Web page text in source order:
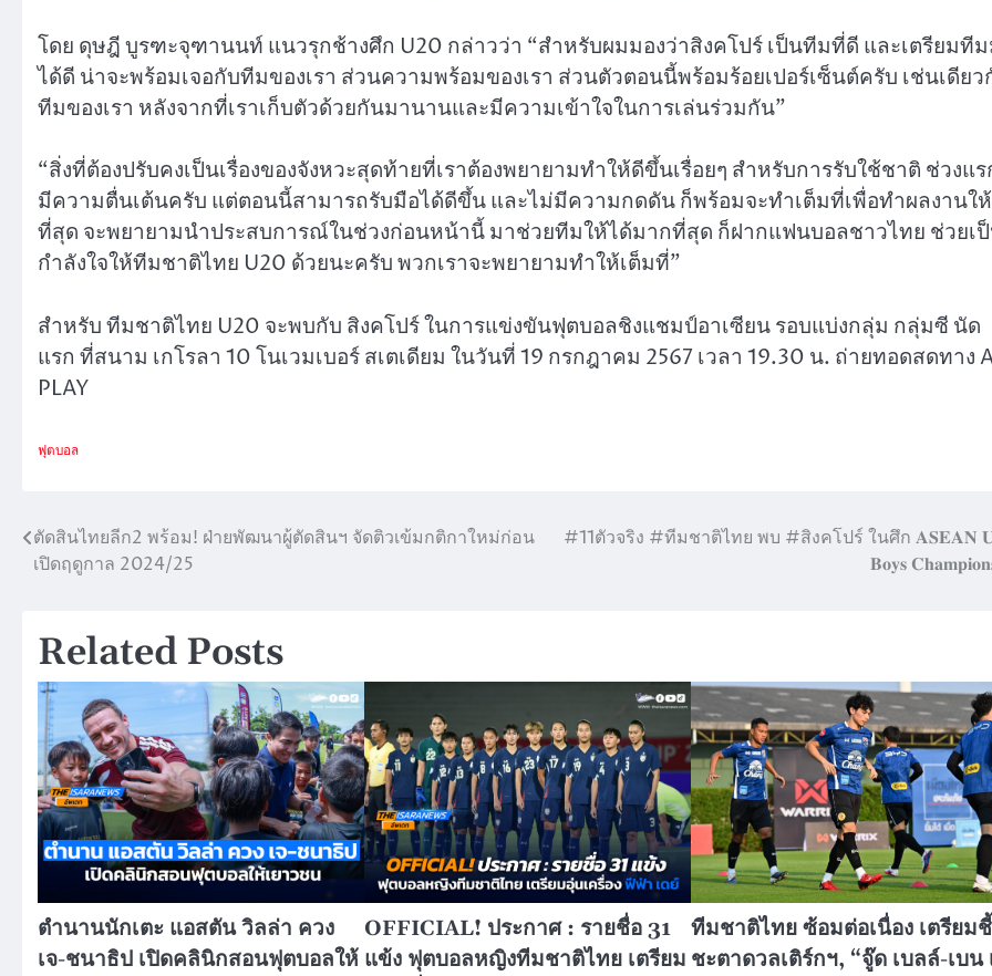
โดย ดุษฎี บูรฑะจุฑานนท์ แนวรุกช้างศึก U20 กล่าวว่า “สำหรับผมมองว่าสิงคโปร์ เป็นทีมที่ดี และเตรียมที
ได้ดี น่าจะพร้อมเจอกับทีมของเรา ส่วนความพร้อมของเรา ส่วนตัวตอนนี้พร้อมร้อยเปอร์เซ็นต์ครับ เช่นเดียว
ทีมของเรา หลังจากที่เราเก็บตัวด้วยกันมานานและมีความเข้าใจในการเล่นร่วมกัน”
“สิ่งที่ต้องปรับคงเป็นเรื่องของจังหวะสุดท้ายที่เราต้องพยายามทำให้ดีขึ้นเรื่อยๆ สำหรับการรับใช้ชาติ ช่วงแร
มีความตื่นเต้นครับ แต่ตอนนี้สามารถรับมือได้ดีขึ้น และไม่มีความกดดัน ก็พร้อมจะทำเต็มที่เพื่อทำผลงานใ
ที่สุด จะพยายามนำประสบการณ์ในช่วงก่อนหน้านี้ มาช่วยทีมให้ได้มากที่สุด ก็ฝากแฟนบอลชาวไทย ช่วยเ
กำลังใจให้ทีมชาติไทย U20 ด้วยนะครับ พวกเราจะพยายามทำให้เต็มที่”
สำหรับ ทีมชาติไทย U20 จะพบกับ สิงคโปร์ ในการแข่งขันฟุตบอลชิงแชมป์อาเซียน รอบแบ่งกลุ่ม กลุ่มซี นัด
แรก ที่สนาม เกโรลา 10 โนเวมเบอร์ สเตเดียม ในวันที่ 19 กรกฎาคม 2567 เวลา 19.30 น. ถ่ายทอดสดทาง
PLAY
ฟุตบอล
แนะแนว
เรื่อง
ตัดสินไทยลีก2 พร้อม! ฝ่ายพัฒนาผู้ตัดสินฯ จัดติวเข้มกติกาใหม่ก่อน
เปิดฤดูกาล 2024/25
#11ตัวจริง #ทีมชาติไทย พบ #สิงคโปร์ ในศึก 𝐀𝐒𝐄𝐀𝐍
𝐁𝐨𝐲𝐬
Related Posts
ตำนานนักเตะ แอสตัน วิลล่า ควง
เจ-ชนาธิป เปิดคลินิกสอนฟุตบอลให้
OFFICIAL! ประกาศ : รายชื่อ 31
แข้ง ฟุตบอลหญิงทีมชาติไทย เตรียม
ทีมชาติไทย ซ้อมต่อเนื่อง เตรียมชี้
ชะตาดวลเติร์กฯ, “จู๊ด เบลล์-เบน